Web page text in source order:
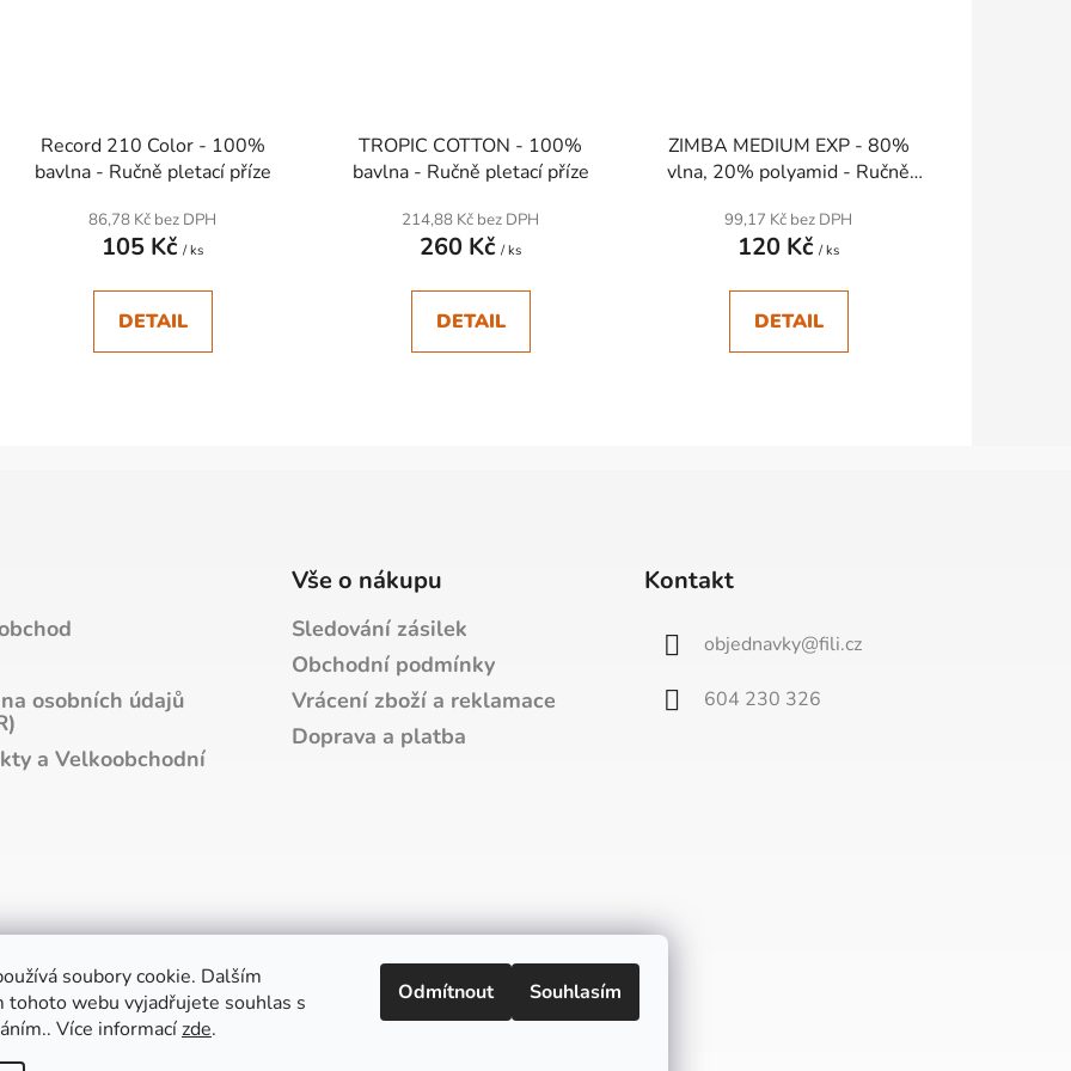
soubory cookie. Dalším
tohoto webu vyjadřujete souhlas s
Více informacízde.
Odmítnout Souhlasím
Record 210 Color - 100%
bavlna - Ručně pletací příze
86,78 Kč bez DPH
105 Kč/ ks
DETAIL
TROPIC COTTON - 100%
bavlna - Ručně pletací příze
214,88 Kč bez DPH
260 Kč/ ks
DETAIL
ZIMBA MEDIUM EXP - 80%
vlna, 20% polyamid - Ručně
99,17 Kč bez DPH
120 Kč/ ks
DETAIL
r
v
k
osobních údajů
a Velkoobchodní
Vše o nákupu
Sledování zásilek
Obchodní podmínky
Vrácení zboží a reklamace
Doprava a platba
Kontakt
objednavky@fili.cz
604 230 326